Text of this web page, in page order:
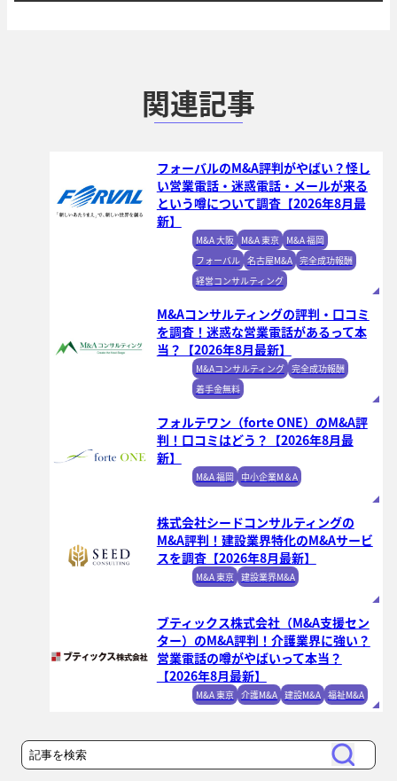
関連記事
フォーバルのM&A評判がやばい？怪し
い営業電話・迷惑電話・メールが来る
という噂について調査【2026年8月最
新】
M&A 大阪 M&A 東京
M&A 福岡
フォーバル 名古屋M&A 完全成功報酬
経営コンサルティング
M&Aコンサルティングの評判・口コミ
を調査！迷惑な営業電話があるって本
当？【2026年8月最新】
M&Aコンサルティング 完全成功報酬
着手金無料
フォルテワン（forte ONE）のM&A評
判！口コミはどう？【2026年8月最
新】
M&A 福岡 中小企業M＆A
株式会社シードコンサルティングの
M&A評判！建設業界特化のM&Aサービ
スを調査【2026年8月最新】
M&A 東京 建設業界M&A
ブティックス株式会社（M&A支援セン
ター）のM&A評判！介護業界に強い？
営業電話の噂がやばいって本当？
【2026年8月最新】
M&A 東京 介護M&A 建設M&A 福祉M&A
検
索
検
索